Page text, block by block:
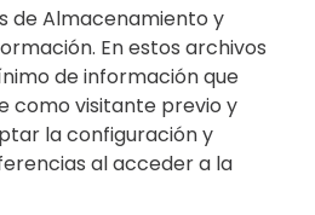
de Almacenamiento y
En estos archivos
de información que
como visitante previo y
la configuración y
al acceder a la